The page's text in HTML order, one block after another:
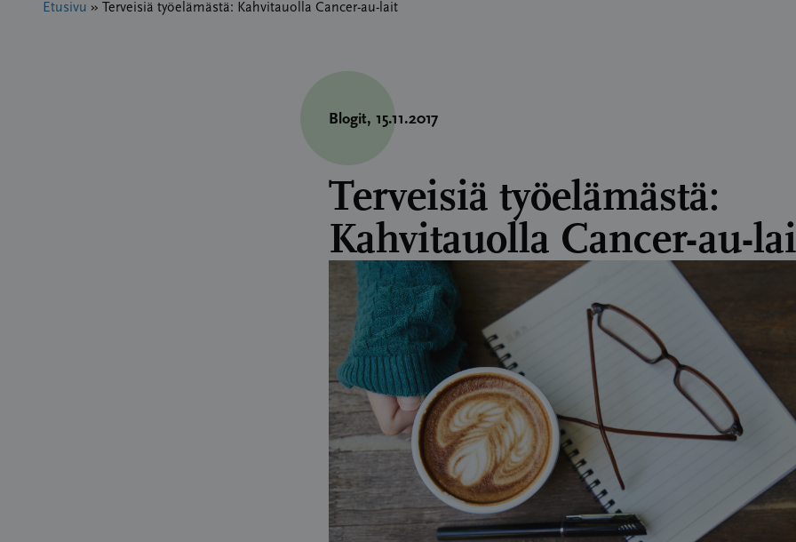
Etusivu » Terveisiä työelämästä: Kahvitauolla Cancer-au-lait
Blogit, 15.11.2017
Terveisiä työelämästä:
Kahvitauolla Cancer-au-